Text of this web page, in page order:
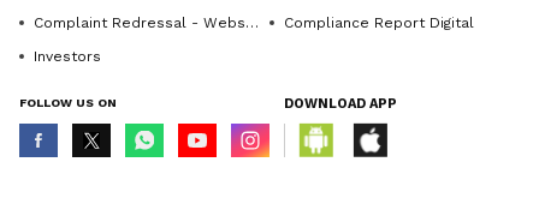
Complaint Redressal - Website
Compliance Report Digital
Investors
FOLLOW US ON DOWNLOAD APP